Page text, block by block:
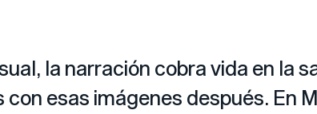
la narración cobra vida en la
con esas imágenes después. En